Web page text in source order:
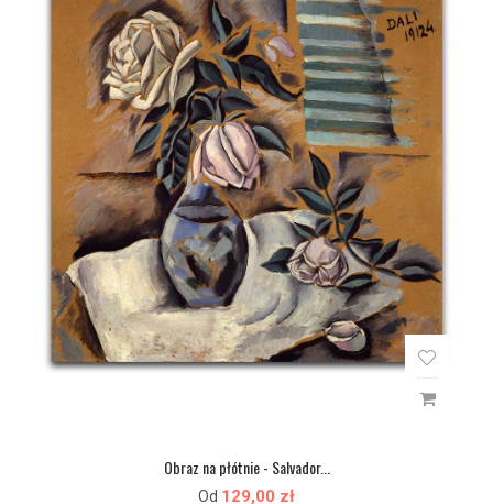
Obraz na płótnie - Salvador...
Od 129,00 zł